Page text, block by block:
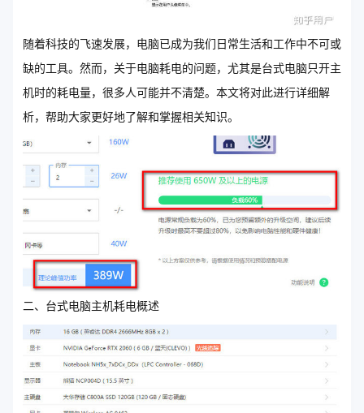
随着科技的飞速发展，电脑已成为我们日常生活和工作中不可或
缺的工具。然而，关于电脑耗电的问题，尤其是台式电脑只开主
机时的耗电量，很多人可能并不清楚。本文将对此进行详细解
析，帮助大家更好地了解和掌握相关知识。
二、台式电脑主机耗电概述